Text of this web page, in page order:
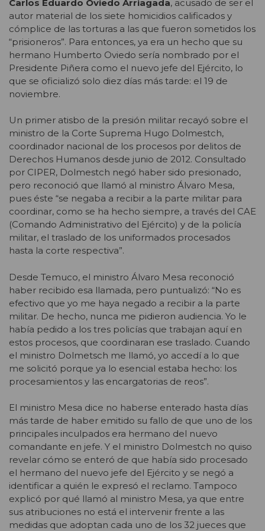
Carlos Eduardo Oviedo Arriagada, acusado de ser el
autor material de los siete homicidios calificados y
cómplice de las torturas a las que fueron sometidos los
“prisioneros”. Para entonces, ya era un hecho que su
hermano Humberto Oviedo sería nombrado por el
Presidente Piñera como el nuevo jefe del Ejército, lo
que se oficializó solo diez días más tarde: el 19 de
noviembre.
Un primer atisbo de la presión militar recayó sobre el
ministro de la Corte Suprema Hugo Dolmestch,
coordinador nacional de los procesos por delitos de
Derechos Humanos desde junio de 2012. Consultado
por CIPER, Dolmestch negó haber sido presionado,
pero reconoció que llamó al ministro Álvaro Mesa,
pues éste “se negaba a recibir a la parte militar para
coordinar, como se ha hecho siempre, a través del CAE
(Comando Administrativo del Ejército) y de la policía
militar, el traslado de los uniformados procesados
hasta la corte respectiva”.
Desde Temuco, el ministro Álvaro Mesa reconoció
haber recibido esa llamada, pero puntualizó: “No es
efectivo que yo me haya negado a recibir a la parte
militar. De hecho, nunca me pidieron audiencia. Yo le
había pedido a los tres policías que trabajan aquí en
estos procesos, que coordinaran ese traslado. Cuando
el ministro Dolmetsch me llamó, yo accedí a lo que
me solicitó porque ya lo esencial estaba hecho: los
procesamientos y las encargatorias de reos”.
El ministro Mesa dice no haberse enterado hasta días
más tarde de haber emitido su fallo de que uno de los
principales inculpados era hermano del nuevo
comandante en jefe. Y el ministro Dolmestch no quiso
revelar cómo se enteró de que había sido procesado
el hermano del nuevo jefe del Ejército y se negó a
identificar a quién le expresó el reclamo. Tampoco
explicó por qué llamó al ministro Mesa, ya que entre
sus atribuciones no está el intervenir frente a las
medidas que adoptan cada uno de los 32 jueces que